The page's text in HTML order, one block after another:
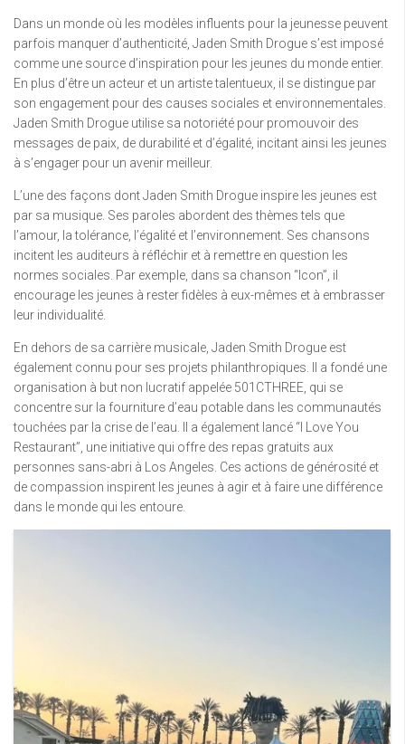
Dans un monde où les modèles influents pour la jeunesse peuvent
parfois manquer d’authenticité, Jaden Smith Drogue s’est imposé
comme une source d’inspiration pour les jeunes du monde entier.
En plus d’être un acteur et un artiste talentueux, il se distingue par
son engagement pour des causes sociales et environnementales.
Jaden Smith Drogue utilise sa notoriété pour promouvoir des
messages de paix, de durabilité et d’égalité, incitant ainsi les jeunes
à s’engager pour un avenir meilleur.
L’une des façons dont Jaden Smith Drogue inspire les jeunes est
par sa musique. Ses paroles abordent des thèmes tels que
l’amour, la tolérance, l’égalité et l’environnement. Ses chansons
incitent les auditeurs à réfléchir et à remettre en question les
normes sociales. Par exemple, dans sa chanson “Icon”, il
encourage les jeunes à rester fidèles à eux-mêmes et à embrasser
leur individualité.
En dehors de sa carrière musicale, Jaden Smith Drogue est
également connu pour ses projets philanthropiques. Il a fondé une
organisation à but non lucratif appelée 501CTHREE, qui se
concentre sur la fourniture d’eau potable dans les communautés
touchées par la crise de l’eau. Il a également lancé “I Love You
Restaurant”, une initiative qui offre des repas gratuits aux
personnes sans-abri à Los Angeles. Ces actions de générosité et
de compassion inspirent les jeunes à agir et à faire une différence
dans le monde qui les entoure.